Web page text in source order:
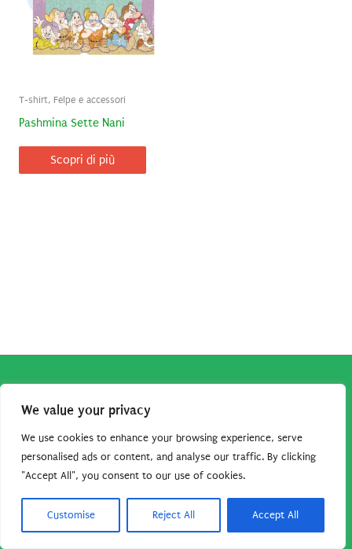
We value your privacy
We use cookies to enhance your browsing experience, serve
personalised ads or content, and analyse our traffic. By clicking
"Accept All", you consent to our use of cookies.
Customise Reject All Accept All
T-shirt, Felpe e accessori
Pashmina Sette Nani
Scopri di più
associato Amazon percepisce dei ricavi da acquisti idonei.
Tutti i guadagni sono direttamente reinvestiti in questo sito
per continuare a condividere tutorial e risorse per gli amanti
dei cartoon. Grazie per il vostro sostegno!
Barbara Basso - P. Iva 09792641004